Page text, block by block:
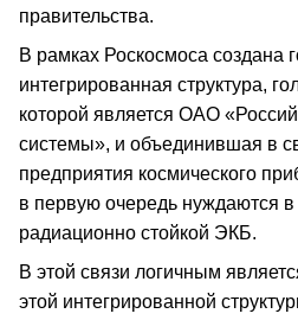
правительства.
В рамках Роскосмоса создана
интегрированная структура,
которой является ОАО
системы», и объединившая в
предприятия космического
в первую очередь нуждаются
радиационно стойкой ЭКБ.
В этой связи логичным
этой интегрированной